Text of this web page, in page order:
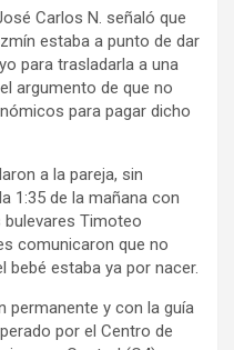
Carlos N. señaló que
estaba a punto de dar
para trasladarla a una
argumento de que no
para pagar dicho
a la pareja, sin
1:35 de la mañana con
bulevares Timoteo
comunicaron que no
bebé estaba ya por nacer.
permanente y con la guía
por el Centro de